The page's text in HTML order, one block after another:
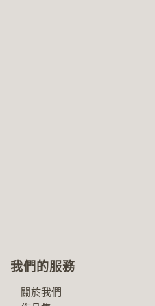
我們的服務
關於我們